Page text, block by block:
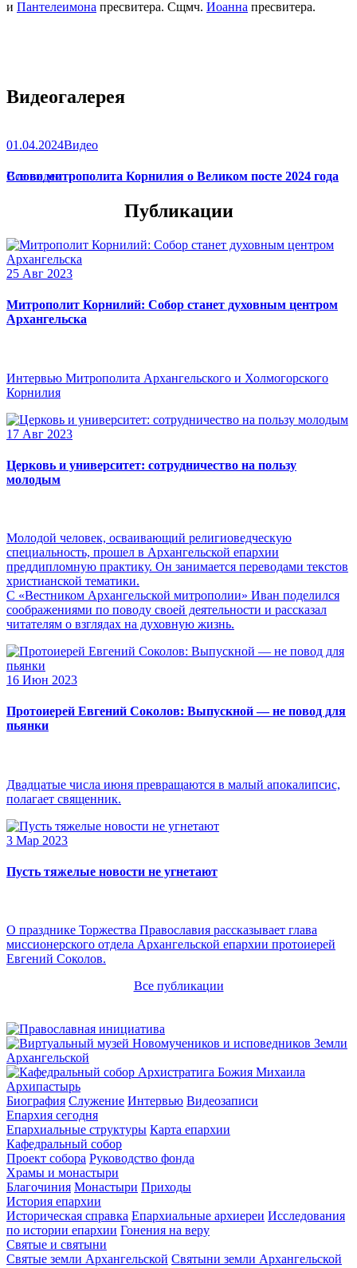
и Пантелеимона пресвитера. Сщмч. Иоанна пресвитера.
Видеогалерея
01.04.2024Видео
Слово митрополита Корнилия о Великом посте 2024 года
Все видео
Публикации
25 Авг 2023
Митрополит Корнилий: Собор станет духовным центром
Архангельска
Интервью Митрополита Архангельского и Холмогорского
Корнилия
17 Авг 2023
Церковь и университет: сотрудничество на пользу
молодым
Молодой человек, осваивающий религиоведческую
специальность, прошел в Архангельской епархии
преддипломную практику. Он занимается переводами текстов
христианской тематики.
С «Вестником Архангельской митрополии» Иван поделился
соображениями по поводу своей деятельности и рассказал
читателям о взглядах на духовную жизнь.
16 Июн 2023
Протоиерей Евгений Соколов: Выпускной — не повод для
пьянки
Двадцатые числа июня превращаются в малый апокалипсис,
полагает священник.
3 Мар 2023
Пусть тяжелые новости не угнетают
О празднике Торжества Православия рассказывает глава
миссионерского отдела Архангельской епархии протоиерей
Евгений Соколов.
Все публикации
Архипастырь
Биография Служение Интервью Видеозаписи
Епархия сегодня
Епархиальные структуры Карта епархии
Кафедральный собор
Проект собора Руководство фонда
Храмы и монастыри
Благочиния Монастыри Приходы
История епархии
Историческая справка Епархиальные архиереи Исследования
по истории епархии Гонения на веру
Святые и святыни
Святые земли Архангельской Святыни земли Архангельской